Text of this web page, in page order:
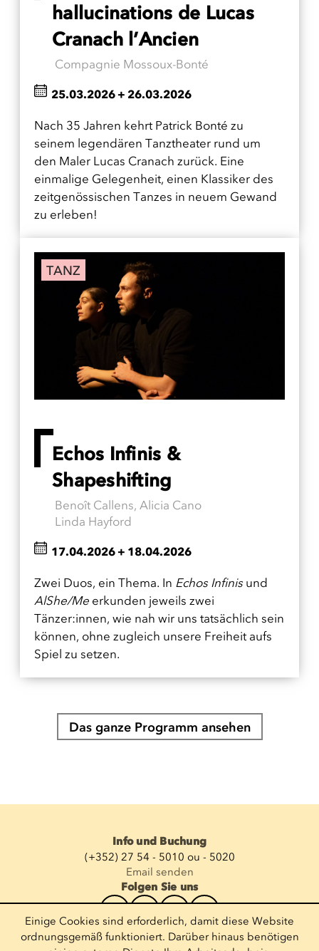
hallucinations de Lucas
Cranach l’Ancien
Compagnie Mossoux-Bonté
Nach 35 Jahren kehrt Patrick Bonté zu
seinem legendären Tanztheater rund um
den Maler Lucas Cranach zurück. Eine
einmalige Gelegenheit, einen Klassiker des
zeitgenössischen Tanzes in neuem Gewand
zu erleben!
25.03.2026+ 26.03.2026
TANZ
Echos Infinis &
Shapeshifting
Benoît Callens, Alicia Cano
Linda Hayford
Zwei Duos, ein Thema. In Echos Infinisund
AlShe/Me erkunden jeweils zwei
Tänzer:innen, wie nah wir uns tatsächlich sein
können, ohne zugleich unsere Freiheit aufs
Spiel zu setzen.
17.04.2026+ 18.04.2026
Das ganze Programm ansehen
Info und Buchung
(+352) 27 54 - 5010 ou - 5020
Email senden
Folgen Sie uns
Newsletter abonnieren
Einige Cookies sind erforderlich, damit diese Website
ordnungsgemäß funktioniert. Darüber hinaus benötigen